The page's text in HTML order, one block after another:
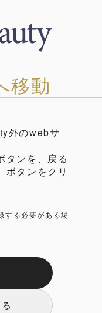
移動
外のwebサ
タンを、戻る
ボタンをクリ
する必要がある場